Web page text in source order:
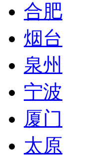
合肥
烟台
泉州
宁波
厦门
太原